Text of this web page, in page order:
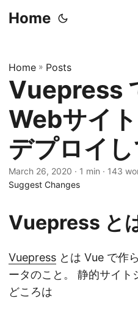
Home
Home » Posts
Vuepress
Webサイ
デプロイ
March 26, 2020 · 1 min · 143
Suggest Changes
Vuepress と
Vuepress とは Vue で作
ータのこと。 静的サイト
どころは